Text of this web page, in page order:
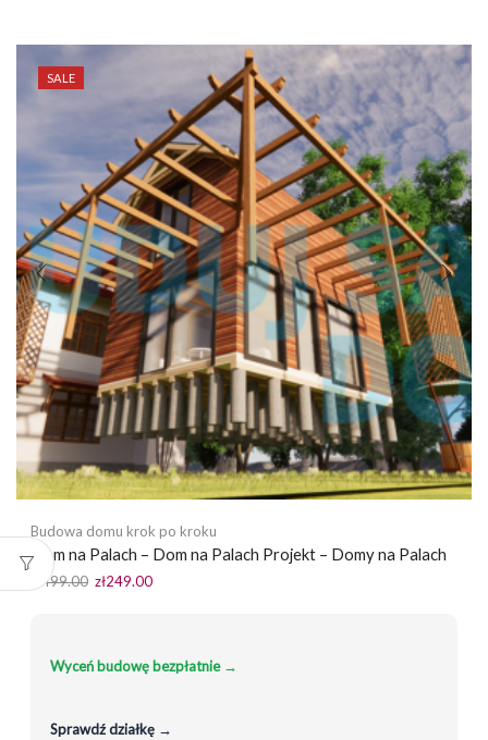
SALE
Budowa domu krok po kroku
Dom na Palach – Dom na Palach Projekt – Domy na Palach
499.00 Pierwotna
zł249.00Aktualna
Wyceń budowę bezpłatnie →
Sprawdź działkę →